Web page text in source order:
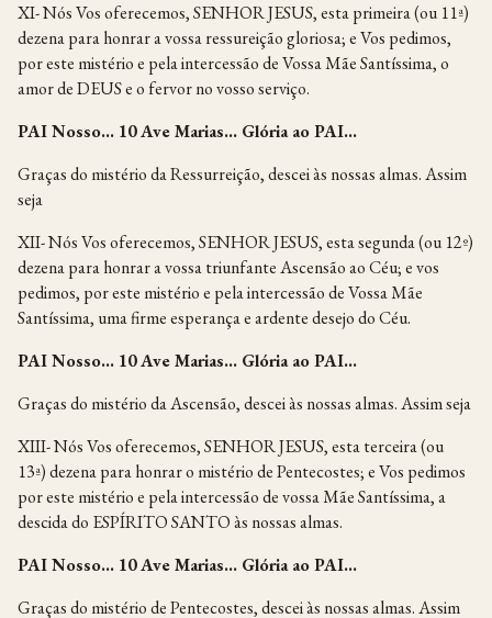
XI- Nós Vos oferecemos, SENHOR JESUS, esta primeira (ou 11ª)
dezena para honrar a vossa ressureição gloriosa; e Vos pedimos,
por este mistério e pela intercessão de Vossa Mãe Santíssima, o
amor de DEUS e o fervor no vosso serviço.
PAI Nosso… 10 Ave Marias… Glória ao PAI…
Graças do mistério da Ressurreição, descei às nossas almas. Assim
seja
XII- Nós Vos oferecemos, SENHOR JESUS, esta segunda (ou 12º)
dezena para honrar a vossa triunfante Ascensão ao Céu; e vos
pedimos, por este mistério e pela intercessão de Vossa Mãe
Santíssima, uma firme esperança e ardente desejo do Céu.
PAI Nosso… 10 Ave Marias… Glória ao PAI…
Graças do mistério da Ascensão, descei às nossas almas. Assim seja
XIII- Nós Vos oferecemos, SENHOR JESUS, esta terceira (ou
13ª) dezena para honrar o mistério de Pentecostes; e Vos pedimos
por este mistério e pela intercessão de vossa Mãe Santíssima, a
descida do ESPÍRITO SANTO às nossas almas.
PAI Nosso… 10 Ave Marias… Glória ao PAI…
Graças do mistério de Pentecostes, descei às nossas almas. Assim